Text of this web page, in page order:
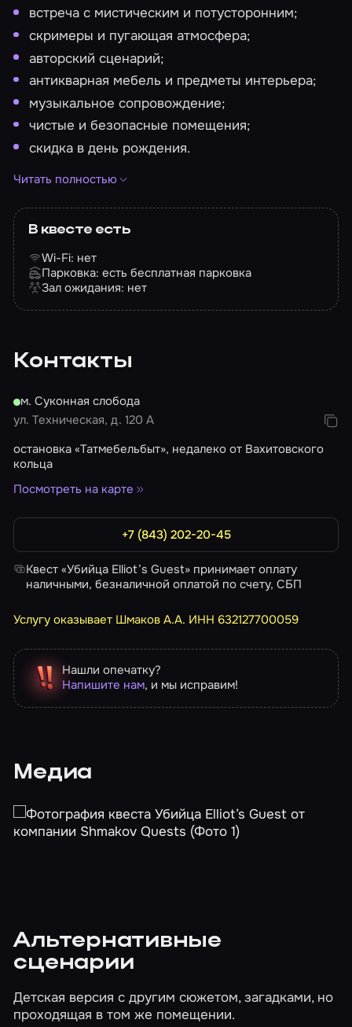
встреча с мистическим и потусторонним;
скримеры и пугающая атмосфера;
авторский сценарий;
антикварная мебель и предметы интерьера;
музыкальное сопровождение;
чистые и безопасные помещения;
скидка в день рождения.
Для комфортного прохождения игры в квесте
Игрокам, находящимся даже в легком
алкогольном, наркотическом или ином
опьянении, организатор вправе отказать в
оказании услуги.
Приходить на квест рекомендуется за 5-10 минут
игры.
в специальной фотозоне.
Видео прохождения квеста: услуга
предоставляется бесплатно по запросу.
Читать полностью
В квесте есть
Wi-Fi: нет
Парковка: есть бесплатная парковка
Зал ожидания: нет
Контакты
м. Суконная слобода
ул. Техническая, д. 120 А
остановка «Татмебельбыт», недалеко от Вахитовского
кольца
Посмотреть на карте
+7 (843) 202-20-45
Квест «Убийца Elliot’s Guest» принимает оплату
наличными, безналичной оплатой по счету, СБП
Услугу оказывает Шмаков А.А. ИНН 632127700059
Нашли опечатку?
Напишите нам, и мы исправим!
Медиа
Альтернативные
сценарии
Детская версия с другим сюжетом, загадками, но
проходящая в том же помещении.